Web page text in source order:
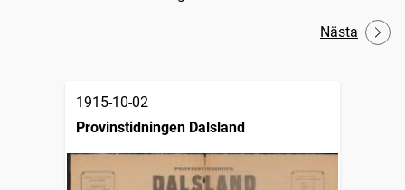
Nästa
1915-10-02
Provinstidningen Dalsland